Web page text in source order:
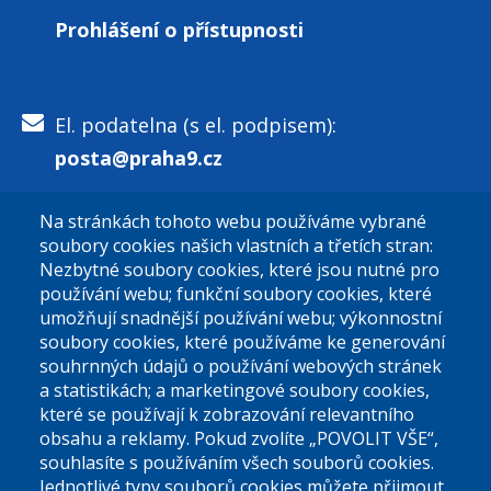
15. dubna 2026
2026
Celý den
OTEVŘENÁ ŠKOLNÍ
HŘIŠTĚ PRO VEŘEJNOST
2026
17. dubna 2026
pátek
Celý den
OTEVŘENÁ ŠKOLNÍ
HŘIŠTĚ PRO VEŘEJNOST
2026
18. dubna 2026
sobota
Prohlášení o přístupnosti
El. podatelna (s el. podpisem):
posta@praha9.cz
El. podatelna (bez el. podpisu):
podatelna@praha9.cz
Úřední dny:
Na stránkách tohoto webu používáme vybrané
soubory cookies našich vlastních a třetích stran:
Nezbytné soubory cookies, které jsou nutné pro
používání webu; funkční soubory cookies, které
umožňují snadnější používání webu; výkonnostní
soubory cookies, které používáme ke generování
souhrnných údajů o používání webových stránek
a statistikách; a marketingové soubory cookies,
které se používají k zobrazování relevantního
obsahu a reklamy. Pokud zvolíte „POVOLIT VŠE“,
souhlasíte s používáním všech souborů cookies.